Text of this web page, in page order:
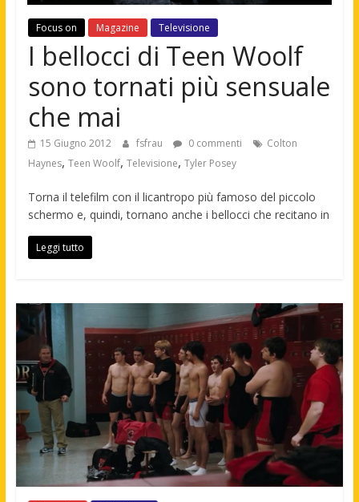
Focus on Magazine Televisione
I bellocci di Teen Woolf
sono tornati più sensuale
che mai
15 Giugno 2012 fsfrau 0 commenti
Colton
Haynes, Teen Woolf, Televisione, Tyler Posey
Torna il telefilm con il licantropo più famoso del piccolo
schermo e, quindi, tornano anche i bellocci che recitano in
Leggi tutto